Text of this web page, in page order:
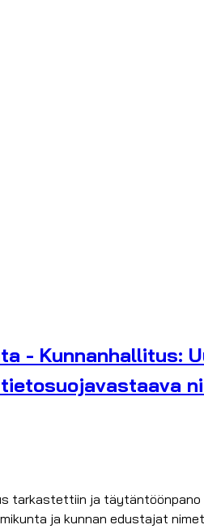
-
tarkastettiin ja
ja kunnan edustajat